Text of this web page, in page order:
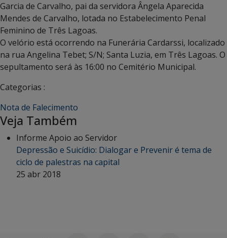
Garcia de Carvalho, pai da servidora Ângela Aparecida
Mendes de Carvalho, lotada no Estabelecimento Penal
Feminino de Três Lagoas.
O velório está ocorrendo na Funerária Cardarssi, localizado
na rua Angelina Tebet; S/N; Santa Luzia, em Três Lagoas. O
sepultamento será às 16:00 no Cemitério Municipal.
Categorias :
Nota de Falecimento
Veja Também
Informe Apoio ao Servidor
Depressão e Suicídio: Dialogar e Prevenir é tema de
ciclo de palestras na capital
25 abr 2018